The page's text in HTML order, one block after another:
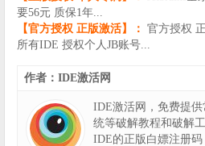
要56元 质保1年...
【官方授权 正版激活】： 官方授权
所有IDE 授权个人JB账号...
作者：IDE激活网
IDE激活网，免费提
统等破解教程和破解
IDE的正版白嫖注册